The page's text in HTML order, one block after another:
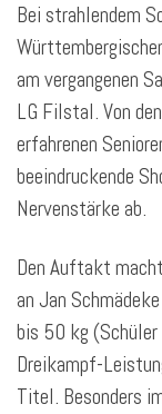
Bei strahlendem
am vergangenen
LG Filstal. Von
erfahrenen
beeindruckende
Nervenstärke ab.
Den Auftakt
an Jan
bis 50 kg
Dreikampf-
Titel. Besonders